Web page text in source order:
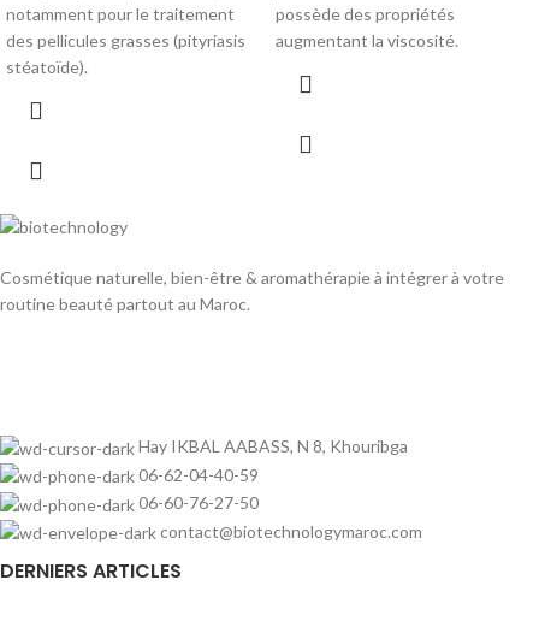
notamment pour le traitement
des pellicules grasses (pityriasis
stéatoïde).
possède des propriétés
augmentant la viscosité.
Cosmétique naturelle, bien-être & aromathérapie à intégrer à votre
routine beauté partout au Maroc.
Hay IKBAL AABASS, N 8, Khouribga
06-62-04-40-59
06-60-76-27-50
contact@biotechnologymaroc.com
DERNIERS ARTICLES